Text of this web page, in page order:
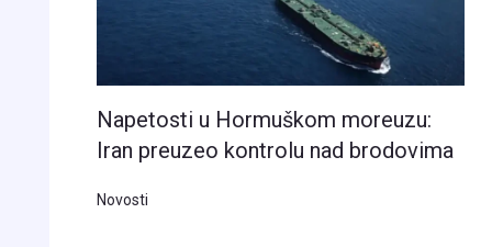
Napetosti u Hormuškom moreuzu:
Iran preuzeo kontrolu nad brodovima
Novosti